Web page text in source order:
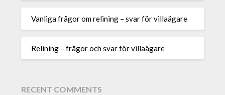
Vanliga frågor om relining – svar för villaägare
Relining – frågor och svar för villaägare
RECENT COMMENTS